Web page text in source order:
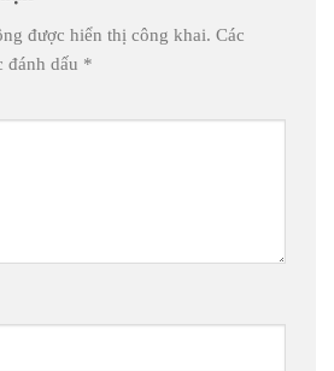
được hiển thị công khai. Các
đánh dấu *